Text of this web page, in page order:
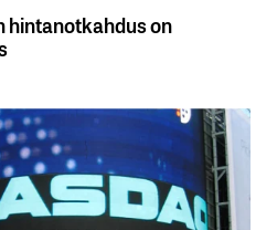
hintanotkahdus on